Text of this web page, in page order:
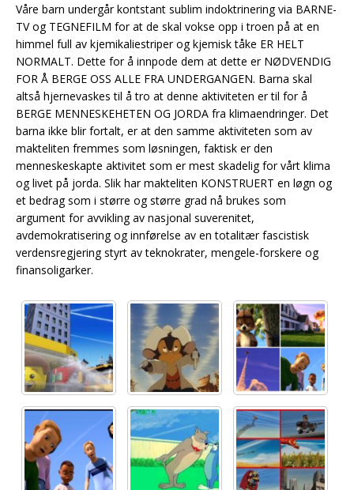
Våre barn undergår kontstant sublim indoktrinering via BARNE-
TV og TEGNEFILM for at de skal vokse opp i troen på at en
himmel full av kjemikaliestriper og kjemisk tåke ER HELT
NORMALT. Dette for å innpode dem at dette er NØDVENDIG
FOR Å BERGE OSS ALLE FRA UNDERGANGEN. Barna skal
altså hjernevaskes til å tro at denne aktiviteten er til for å
BERGE MENNESKEHETEN OG JORDA fra klimaendringer. Det
barna ikke blir fortalt, er at den samme aktiviteten som av
makteliten fremmes som løsningen, faktisk er den
menneskeskapte aktivitet som er mest skadelig for vårt klima
og livet på jorda. Slik har makteliten KONSTRUERT en løgn og
et bedrag som i større og større grad nå brukes som
argument for avvikling av nasjonal suverenitet,
avdemokratisering og innførelse av en totalitær fascistisk
verdensregjering styrt av teknokrater, mengele-forskere og
finansoligarker.